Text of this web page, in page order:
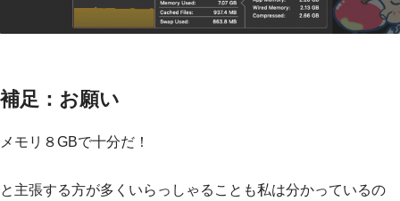
補足：お願い
メモリ８GBで十分だ！
と主張する方が多くいらっしゃることも私は分かっているの